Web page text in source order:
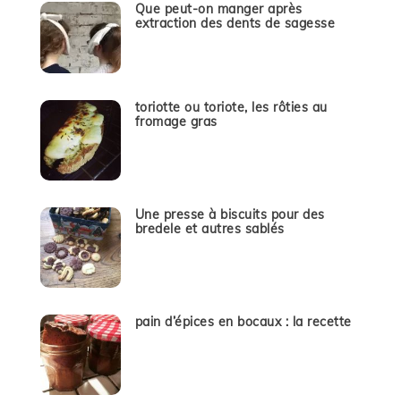
Que peut-on manger après
extraction des dents de sagesse
toriotte ou toriote, les rôties au
fromage gras
Une presse à biscuits pour des
bredele et autres sablés
pain d’épices en bocaux : la recette